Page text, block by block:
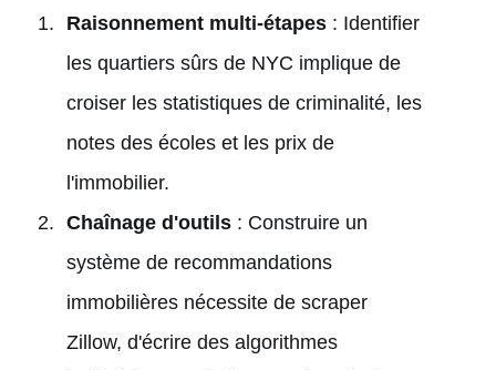
Raisonnement multi-étapes: Identifier
les quartiers sûrs de NYC implique de
croiser les statistiques de criminalité, les
notes des écoles et les prix de
l'immobilier.
Chaînage d'outils: Construire un
système de recommandations
immobilières nécessite de scraper
Zillow, d'écrire des algorithmes